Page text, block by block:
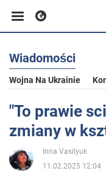
Biznes
Sport
Wiadomości
Wojna Na Ukrainie
"To prawie
zmiany w
Inna Vasilyuk
11.02.2025 12:04